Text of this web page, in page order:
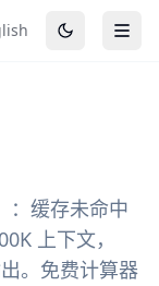
：缓存未命中
上下文，
。免费计算器